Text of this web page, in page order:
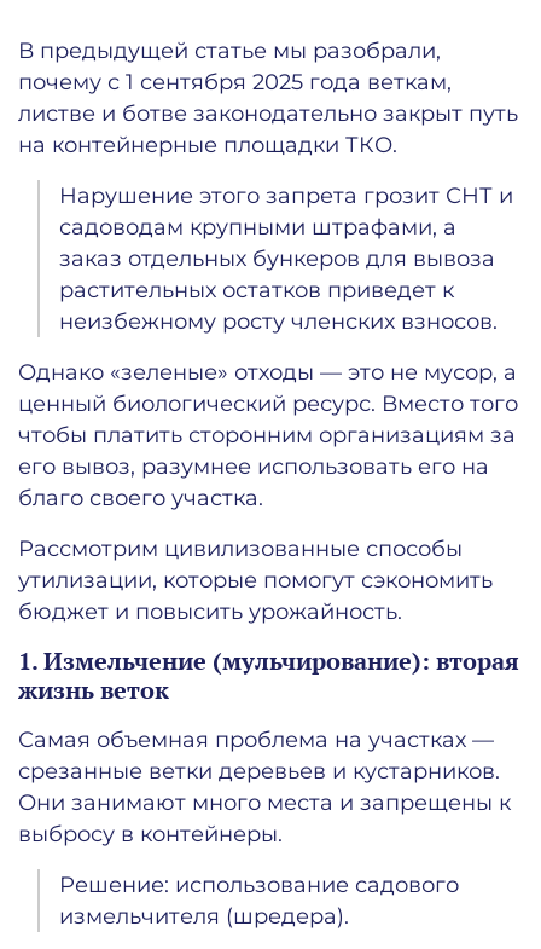
В предыдущей статье мы разобрали,
почему с 1 сентября 2025 года веткам,
листве и ботве законодательно закрыт путь
на контейнерные площадки ТКО.
Нарушение этого запрета грозит СНТ и
садоводам крупными штрафами, а
заказ отдельных бункеров для вывоза
растительных остатков приведет к
неизбежному росту членских взносов.
Однако «зеленые» отходы — это не мусор, а
ценный биологический ресурс. Вместо того
чтобы платить сторонним организациям за
его вывоз, разумнее использовать его на
благо своего участка.
Рассмотрим цивилизованные способы
утилизации, которые помогут сэкономить
бюджет и повысить урожайность.
1. Измельчение (мульчирование): вторая
жизнь веток
Самая объемная проблема на участках —
срезанные ветки деревьев и кустарников.
Они занимают много места и запрещены к
выбросу в контейнеры.
Решение: использование садового
измельчителя (шредера).